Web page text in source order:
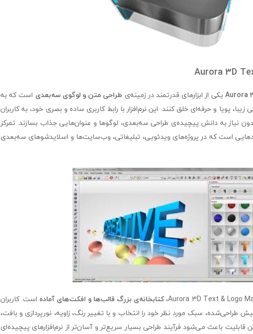
Aurora یکی از ابزارهای قدرتمند در زمینه‌ی طراحی متن و لوگوی سه‌بعدی است که به
زیبا، پویا و حرفه‌ای خلق کنند. این نرم‌افزار با رابط کاربری ساده و بصری خود، به کاربران
نیاز به دانش پیچیده‌ی طراحی سه‌بعدی، لوگوها و عنوان‌هایی جذاب بسازند. تمرکز
است که در پروژه‌های ویدئویی، تبلیغاتی، وب‌سایت‌ها و اسلایدشوهای سه‌بعدی
کتابخانه‌ی بزرگ قالب‌ها و افکت‌های آماده است. کاربران
طراحی‌شده، سبک مورد نظر خود را انتخاب و با تغییر رنگ، زاویه، نورپردازی و بافت،
قابلیت باعث می‌شود فرآیند طراحی بسیار سریع‌تر و آسان‌تر از نرم‌افزارهای پیچیده‌ای